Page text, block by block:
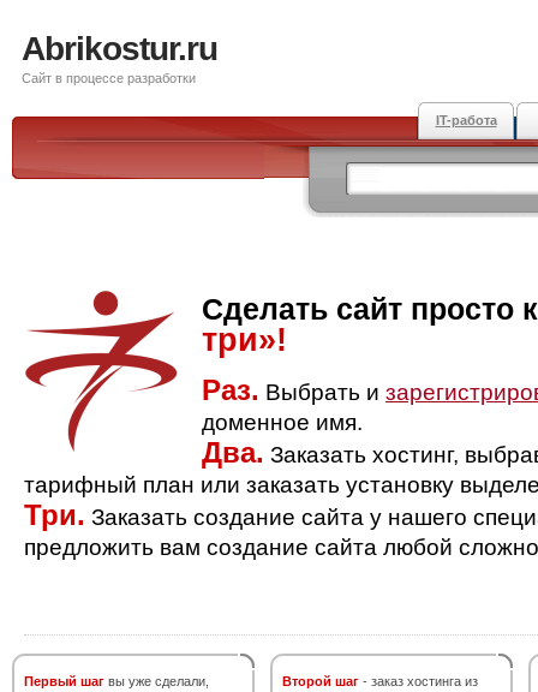
Abrikostur.ru
Сайт в процессе разработки
IT-работа
Сделать сайт просто
три»!
Раз. Выбрать и
доменное имя.
Два. Заказать хостинг,
тарифный план или заказать установку
Три. Заказать создание сайта у нашего
предложить вам создание сайта любой
Первый шаг вы уже сделали,
Второй шаг - заказ хостинга из